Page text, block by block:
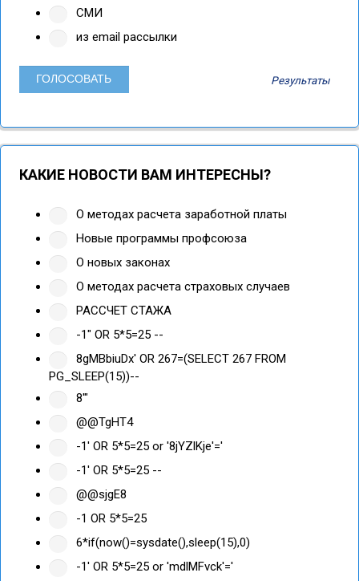
СМИ
из email рассылки
Результаты
КАКИЕ НОВОСТИ ВАМ ИНТЕРЕСНЫ?
О методах расчета заработной платы
Новые программы профсоюза
О новых законах
О методах расчета страховых случаев
РАССЧЕТ СТАЖА
-1" OR 5*5=25 --
8gMBbiuDx' OR 267=(SELECT 267 FROM
PG_SLEEP(15))--
8'"
@@TgHT4
-1' OR 5*5=25 or '8jYZlKje'='
-1' OR 5*5=25 --
@@sjgE8
-1 OR 5*5=25
6*if(now()=sysdate(),sleep(15),0)
-1' OR 5*5=25 or 'mdlMFvck'='